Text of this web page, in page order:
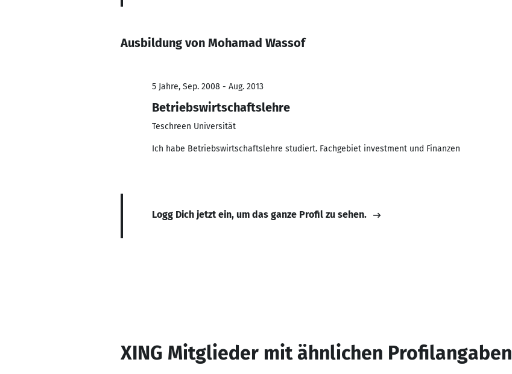
Ausbildung von Mohamad Wassof
5 Jahre, Sep. 2008 - Aug. 2013
Betriebswirtschaftslehre
Teschreen Universität
Ich habe Betriebswirtschaftslehre studiert. Fachgebiet investment und Finanzen
Logg Dich jetzt ein, um das ganze Profil zu sehen.
XING Mitglieder mit ähnlichen Profilangaben